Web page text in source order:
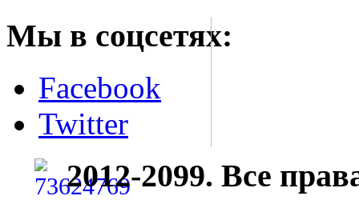
Мы в соцсетях:
Facebook
Twitter
2012-2099. Все